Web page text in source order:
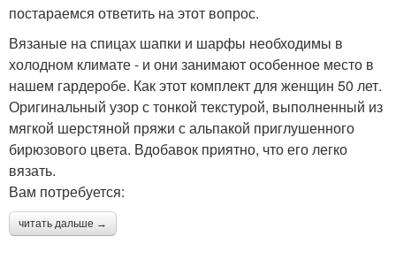
постараемся ответить на этот вопрос.
Вязаные на спицах шапки и шарфы необходимы в
холодном климате - и они занимают особенное место в
нашем гардеробе. Как этот комплект для женщин 50 лет.
Оригинальный узор с тонкой текстурой, выполненный из
мягкой шерстяной пряжи с альпакой приглушенного
бирюзового цвета. Вдобавок приятно, что его легко
вязать.
Вам потребуется:
читать дальше →